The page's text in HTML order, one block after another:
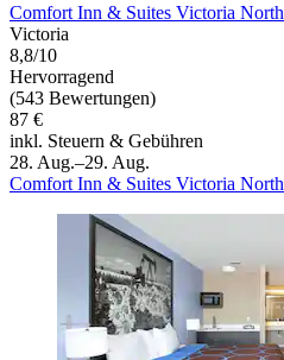
Comfort Inn & Suites Victoria North
Victoria
8,8/10
Hervorragend
(543 Bewertungen)
87 €
inkl. Steuern & Gebühren
28. Aug.–29. Aug.
Comfort Inn & Suites Victoria North